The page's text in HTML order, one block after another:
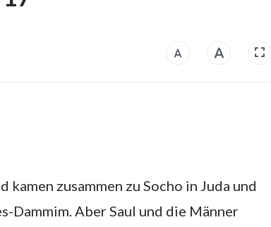
zusammen zu Socho in Juda und
Dammim. Aber Saul und die Männer